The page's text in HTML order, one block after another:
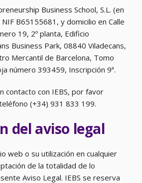
Business School, S.L. (en
B65155681, y domicilio en Calle
19, 2º planta, Edificio
Business Park, 08840 Viladecans,
Mercantil de Barcelona, Tomo
número 393459, Inscripción 9ª.
contacto con IEBS, por favor
(+34) 931 833 199.
del aviso legal
web o su utilización en cualquier
de la totalidad de lo
Aviso Legal. IEBS se reserva